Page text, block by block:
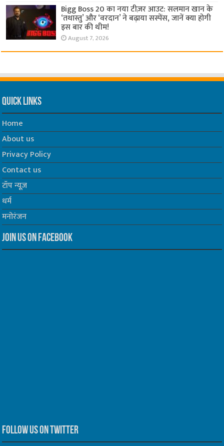
Bigg Boss 20 का नया टीज़र आउट: सलमान खान के
‘तथास्तु’ और ‘वरदान’ ने बढ़ाया सस्पेंस, जानें क्या होगी
इस बार की थीम!
August 7, 2026
Quick Links
Home
About us
Privacy Policy
Contact us
टॉप न्यूज़
धर्म
मनोरंजन
Join us on Facebook
Follow us on Twitter